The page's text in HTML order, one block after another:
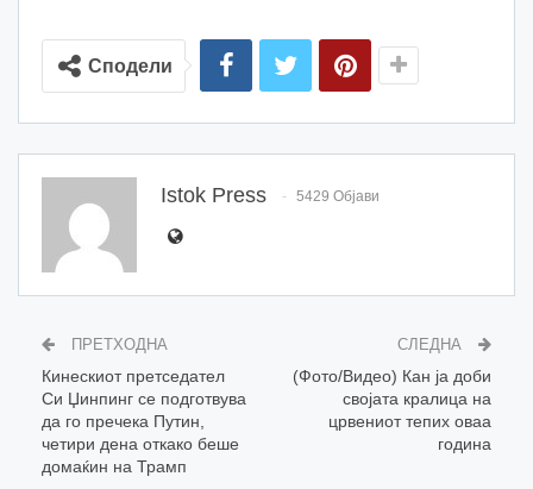
Сподели
Istok Press 5429 Објави
ПРЕТХОДНА
Кинескиот претседател
Си Џинпинг се подготвува
да го пречека Путин,
четири дена откако беше
домаќин на Трамп
СЛЕДНА
(Фото/Видео) Кан ја доби
својата кралица на
црвениот тепих оваа
година